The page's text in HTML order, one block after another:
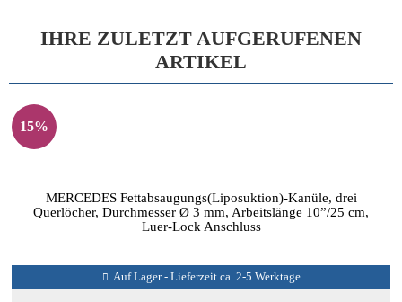
IHRE ZULETZT AUFGERUFENEN
ARTIKEL
15%
MERCEDES Fettabsaugungs(Liposuktion)-Kanüle, drei
Querlöcher, Durchmesser Ø 3 mm, Arbeitslänge 10”/25 cm,
Luer-Lock Anschluss
Auf Lager - Lieferzeit ca. 2-5 Werktage